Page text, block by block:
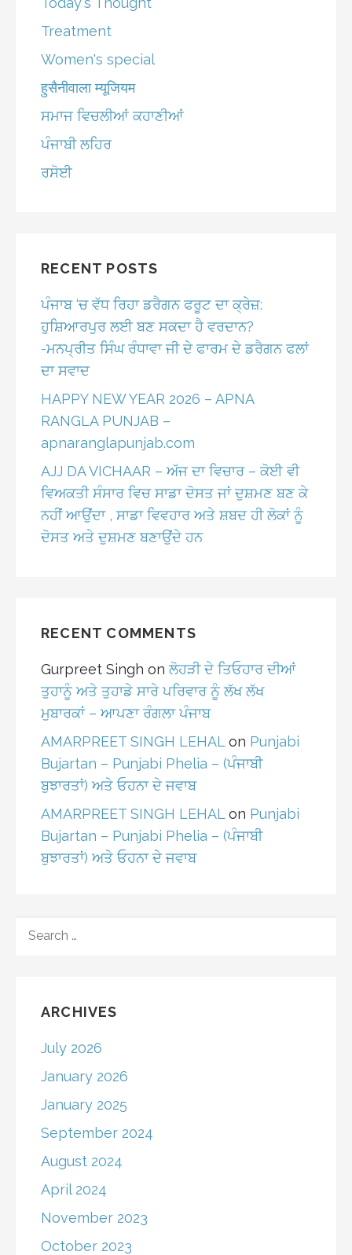
Treatment
Women's special
हुसैनीवाला म्यूजियम
ਸਮਾਜ ਵਿਚਲੀਆਂ ਕਹਾਣੀਆਂ
ਪੰਜਾਬੀ ਲਹਿਰ
ਰਸੋਈ
RECENT POSTS
ਪੰਜਾਬ ‘ਚ ਵੱਧ ਰਿਹਾ ਡਰੈਗਨ ਫਰੂਟ ਦਾ ਕ੍ਰੇਜ਼:
ਹੁਸ਼ਿਆਰਪੁਰ ਲਈ ਬਣ ਸਕਦਾ ਹੈ ਵਰਦਾਨ?
-ਮਨਪ੍ਰੀਤ ਸਿੰਘ ਰੰਧਾਵਾ ਜੀ ਦੇ ਫਾਰਮ ਦੇ ਡਰੈਗਨ ਫਲਾਂ
ਦਾ ਸਵਾਦ
HAPPY NEW YEAR 2026 – APNA
RANGLA PUNJAB –
apnaranglapunjab.com
AJJ DA VICHAAR – ਅੱਜ ਦਾ ਵਿਚਾਰ – ਕੋਈ ਵੀ
ਵਿਅਕਤੀ ਸੰਸਾਰ ਵਿਚ ਸਾਡਾ ਦੋਸਤ ਜਾਂ ਦੁਸ਼ਮਣ ਬਣ ਕੇ
ਨਹੀਂ ਆਉਂਦਾ , ਸਾਡਾ ਵਿਵਹਾਰ ਅਤੇ ਸ਼ਬਦ ਹੀ ਲੋਕਾਂ ਨੂੰ
ਦੋਸਤ ਅਤੇ ਦੁਸ਼ਮਣ ਬਣਾਉਂਦੇ ਹਨ
RECENT COMMENTS
Gurpreet Singh on ਲੋਹੜੀ ਦੇ ਤਿਓਹਾਰ ਦੀਆਂ
ਤੁਹਾਨੂੰ ਅਤੇ ਤੁਹਾਡੇ ਸਾਰੇ ਪਰਿਵਾਰ ਨੂੰ ਲੱਖ ਲੱਖ
ਮੁਬਾਰਕਾਂ – ਆਪਣਾ ਰੰਗਲਾ ਪੰਜਾਬ
AMARPREET SINGH LEHAL on Punjabi
Bujartan – Punjabi Phelia – (ਪੰਜਾਬੀ
ਬੁਝਾਰਤਾਂ) ਅਤੇ ਓਹਨਾ ਦੇ ਜਵਾਬ
AMARPREET SINGH LEHAL on Punjabi
Bujartan – Punjabi Phelia – (ਪੰਜਾਬੀ
ਬੁਝਾਰਤਾਂ) ਅਤੇ ਓਹਨਾ ਦੇ ਜਵਾਬ
FOR:
ARCHIVES
July 2026
January 2026
January 2025
September 2024
August 2024
April 2024
November 2023
October 2023